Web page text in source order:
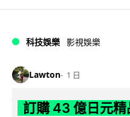
科技娛樂 影視娛樂
Lawton 1 日
訂購 43 億日元